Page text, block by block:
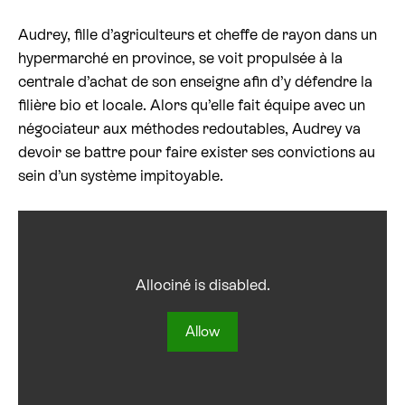
Billetterie cinéma
Rechercher
Audrey, fille d’agriculteurs et cheffe de rayon dans un
hypermarché en province, se voit propulsée à la
centrale d’achat de son enseigne afin d’y défendre la
filière bio et locale. Alors qu’elle fait équipe avec un
négociateur aux méthodes redoutables, Audrey va
devoir se battre pour faire exister ses convictions au
sein d’un système impitoyable.
Allociné is disabled.
Allow